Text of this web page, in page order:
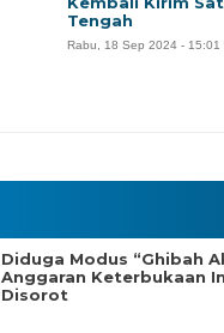
Diduga Modus “Ghibah
Anggaran Keterbukaan
Disorot
Tengah
Rabu, 18 Sep 2024 - 15:01